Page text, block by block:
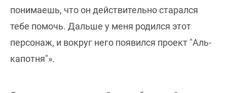
понимаешь, что он действительно старался
тебе помочь. Дальше у меня родился этот
персонаж, и вокруг него появился проект "Аль-
капотня"».